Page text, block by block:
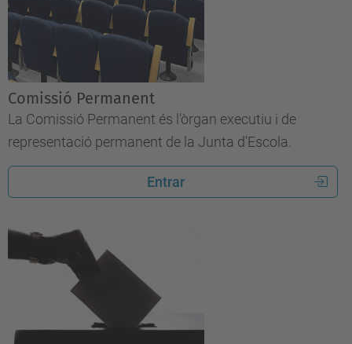
Comissió Permanent
La Comissió Permanent és l'òrgan executiu i de
representació permanent de la Junta d'Escola.
Entrar